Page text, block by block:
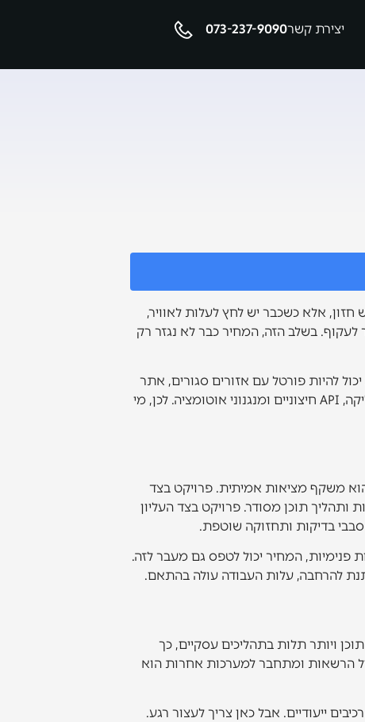
יצירת קשר073-237-9090
אלא כשכבר יש לחץ לעלות לאוויר,
בשלב הזה, המחיר כבר לא נגזר רק
להיות פורטל עם אזורים סגורים, אתר
רב-לשוני עם עשרות תבניות תוכן, חנות עם לוגיקה עסקית מותאמת, או מערכת שמחוברת ל-CRM, דיוור, סליקה, API חיצוניים ומנגנוני אוטומציה. לכן, מי
ש"ח ויותר. כן, זה טווח רחב, אבל הוא משקף מציאות אמיתית. פרויקט בצד
תוכן מסודר. פרויקט בצד העליון
המחיר יכול לטפס גם מעבר לזה.
להרחבה, עלות העבודה עולה בהתאם.
ויותר תלות בתהליכים עסקיים, כך
הרשאות ומתחבר למערכות אחרות הוא
ייעודיים. אבל כאן צריך לעצור רגע.